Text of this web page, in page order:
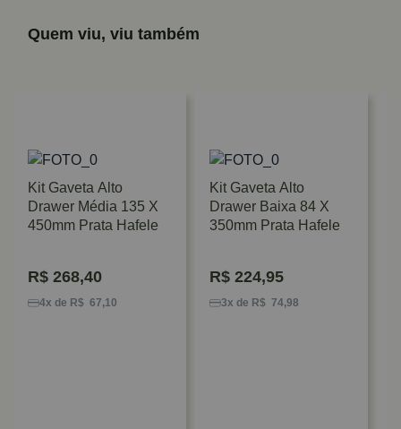
Quem viu, viu também
Kit Gaveta Alto
Drawer Média 135 X
450mm Prata Hafele
R$ 268,40
4x de R$ 67,10
Kit Gaveta Alto
Drawer Baixa 84 X
350mm Prata Hafele
R$ 224,95
3x de R$ 74,98